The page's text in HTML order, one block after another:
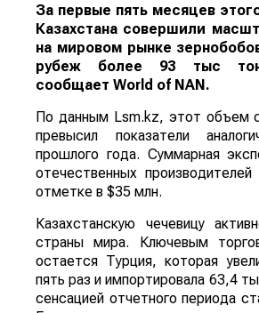
За первые пять месяцев
Казахстана совершили
на мировом рынке
рубеж более 93 тыс
сообщает World of NAN.
По данным Lsm.kz, этот объем
превысил показатели
прошлого года. Суммарная
отечественных производителей
отметке в $35 млн.
Казахстанскую чечевицу
страны мира. Ключевым
остается Турция, которая
пять раз и импортировала 63,4
сенсацией отчетного периода